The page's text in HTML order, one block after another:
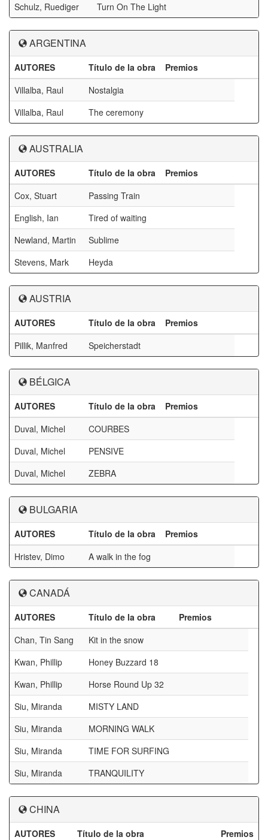
Schulz, Ruediger
Turn On The Light
ARGENTINA
AUTORES Título de la obra
Premios
Villalba, Raul
Nostalgia
Villalba, Raul
The ceremony
AUSTRALIA
AUTORES Título de la obra
Premios
Cox, Stuart
Passing Train
English, Ian
Tired of waiting
Newland, Martin
Sublime
Stevens, Mark
Heyda
AUSTRIA
AUTORES Título de la obra
Premios
Pillik, Manfred
Speicherstadt
BÉLGICA
AUTORES Título de la obra
Premios
Duval, Michel
COURBES
Duval, Michel
PENSIVE
Duval, Michel
ZEBRA
BULGARIA
AUTORES Título de la obra
Premios
Hristev, Dimo
A walk in the fog
CANADÁ
AUTORES Título de la obra
Premios
Chan, Tin Sang
Kit in the snow
Kwan, Phillip
Honey Buzzard 18
Kwan, Phillip
Horse Round Up 32
Siu, Miranda
MISTY LAND
Siu, Miranda
MORNING WALK
Siu, Miranda
TIME FOR SURFING
Siu, Miranda
TRANQUILITY
CHINA
AUTORES Título de la obra
Premios